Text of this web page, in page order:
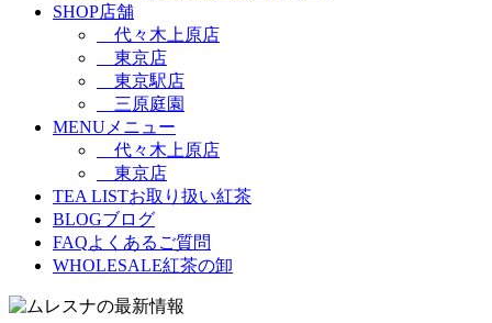
SHOP店舗
代々木上原店
東京店
東京駅店
三原庭園
MENUメニュー
代々木上原店
東京店
TEA LISTお取り扱い紅茶
BLOGブログ
FAQよくあるご質問
WHOLESALE紅茶の卸